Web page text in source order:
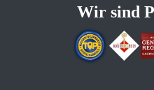
Wir sind